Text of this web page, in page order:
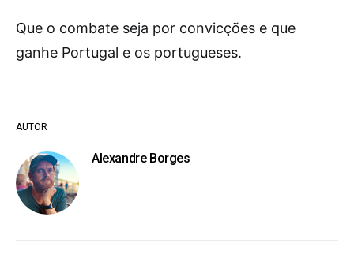
AUTOR
Alexandre Borges
Que o combate seja por convicções e que
ganhe Portugal e os portugueses.